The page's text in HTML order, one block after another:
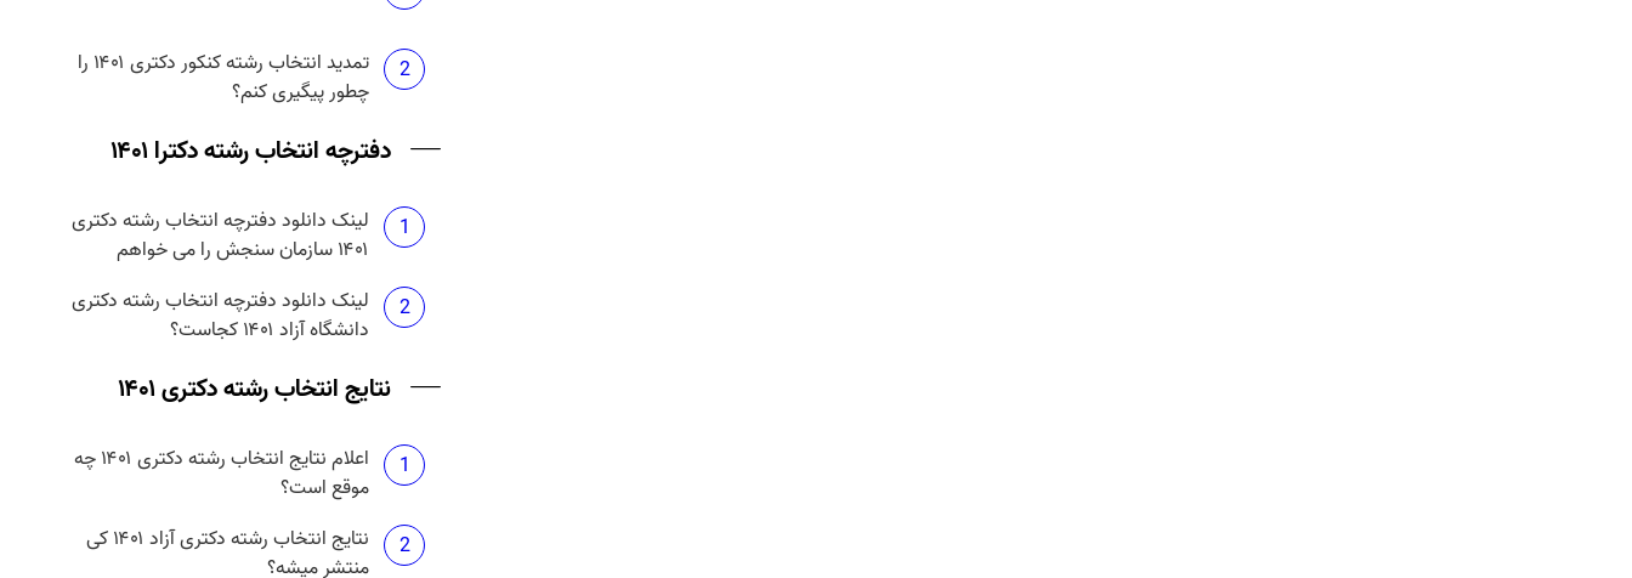
2
تمدید انتخاب رشته کنکور دکتری ۱۴۰۱ را
چطور پیگیری کنم؟
دفترچه انتخاب رشته دکترا ۱۴۰۱
1
لینک دانلود دفترچه انتخاب رشته دکتری
۱۴۰۱ سازمان سنجش را می خواهم
2
لینک دانلود دفترچه انتخاب رشته دکتری
دانشگاه آزاد ۱۴۰۱ کجاست؟
نتایج انتخاب رشته دکتری ۱۴۰۱
1
اعلام نتایج انتخاب رشته دکتری ۱۴۰۱ چه
موقع است؟
2
نتایج انتخاب رشته دکتری آزاد ۱۴۰۱ کی
منتشر میشه؟